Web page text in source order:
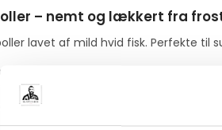
– nemt og lækkert fra
lavet af mild hvid fisk. Perfekte til
lækker hverdagsmad med smag af
fiskebolle-ret i hvid sovs, i